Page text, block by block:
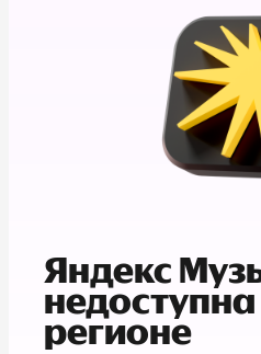
Яндекс
регионе